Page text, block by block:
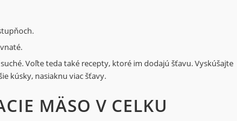
Voľte teda také recepty, ktoré im dodajú šťavu. Vyskúšajte
kúsky, nasiaknu viac šťavy.
MÄSO V CELKU